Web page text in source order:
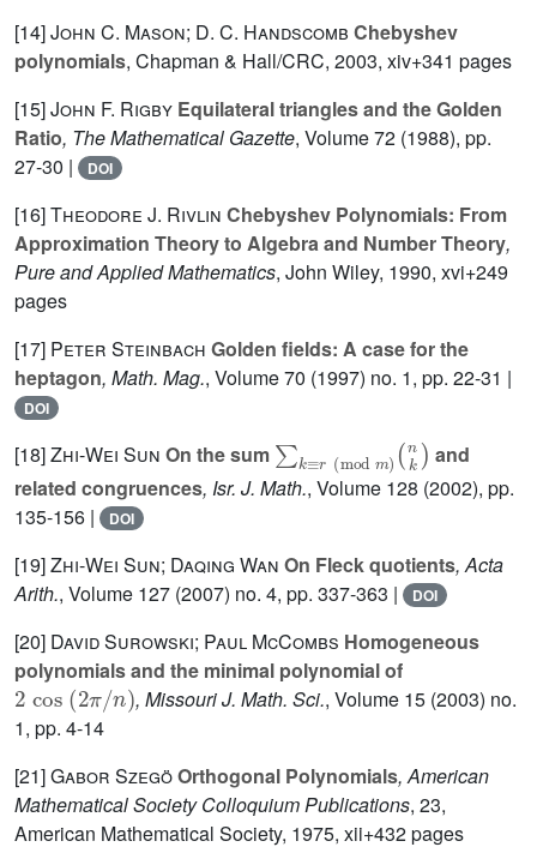
[14]John C. Mason; D. C. Handscomb Chebyshev
polynomials, Chapman & Hall/CRC, 2003, xiv+341 pages
[15]John F. Rigby Equilateral triangles and the Golden
Ratio, The Mathematical Gazette, Volume 72 (1988), pp.
27-30 |
DOI
[16]Theodore J. Rivlin Chebyshev Polynomials: From
Approximation Theory to Algebra and Number Theory,
Pure and Applied Mathematics, John Wiley, 1990, xvi+249
pages
[17] Peter Steinbach Golden fields: A case for the
heptagon, Math. Mag., Volume 70 (1997) no. 1, pp. 22-31 |
DOI
[18]Zhi-Wei Sun On the sum
∑k )nk
and
related congruences, Isr. J. Math., Volume 128 (2002), pp.
135-156 |
DOI
[19]Zhi-Wei Sun; Daqing Wan On Fleck quotients, Acta
Arith., Volume 127 (2007) no. 4, pp. 337-363 | DOI
[20] David Surowski; Paul McCombs Homogeneous
polynomials and the minimal polynomial of
2cos(2π/n)
, Missouri J. Math. Sci., Volume 15 (2003) no.
1, pp. 4-14
[21]Gabor SzegöOrthogonal Polynomials, American
Mathematical Society Colloquium Publications, 23,
American Mathematical Society, 1975, xii+432 pages